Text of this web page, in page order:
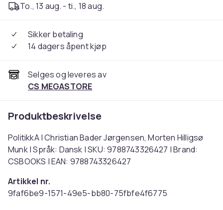
To., 13 aug. - ti., 18 aug.
Sikker betaling
14 dagers åpent kjøp
Selges og leveres av
CS MEGASTORE
Produktbeskrivelse
PolitikkA | Christian Bader Jørgensen, Morten Hilligsø
Munk | Språk: Dansk | SKU: 9788743326427 | Brand:
CSBOOKS | EAN: 9788743326427
Artikkel nr.
9faf6be9-1571-49e5-bb80-75fbfe4f6775